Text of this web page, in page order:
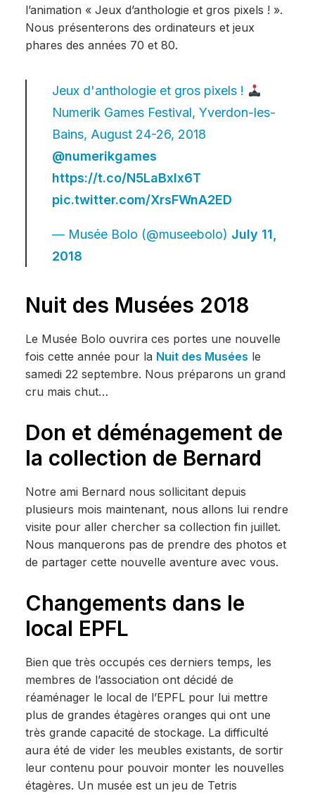
l’animation « Jeux d’anthologie et gros pixels ! ».
Nous présenterons des ordinateurs et jeux
phares des années 70 et 80.
Jeux d'anthologie et gros pixels !
Numerik Games Festival, Yverdon-les-
Bains, August 24-26, 2018
@numerikgames
https://t.co/N5LaBxlx6T
pic.twitter.com/XrsFWnA2ED
— Musée Bolo (@museebolo) July 11,
2018
Nuit des Musées 2018
Le Musée Bolo ouvrira ces portes une nouvelle
fois cette année pour la Nuit des Musées le
samedi 22 septembre. Nous préparons un grand
cru mais chut…
Don et déménagement de
la collection de Bernard
Notre ami Bernard nous sollicitant depuis
plusieurs mois maintenant, nous allons lui rendre
visite pour aller chercher sa collection fin juillet.
Nous manquerons pas de prendre des photos et
de partager cette nouvelle aventure avec vous.
Changements dans le
local EPFL
Bien que très occupés ces derniers temps, les
membres de l’association ont décidé de
réaménager le local de l’EPFL pour lui mettre
plus de grandes étagères oranges qui ont une
très grande capacité de stockage. La difficulté
aura été de vider les meubles existants, de sortir
leur contenu pour pouvoir monter les nouvelles
étagères. Un musée est un jeu de Tetris